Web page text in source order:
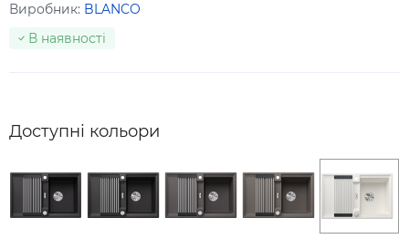
Виробник: BLANCO
В наявності
Доступні кольори